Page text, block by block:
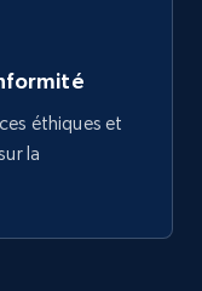
éthiques et
la